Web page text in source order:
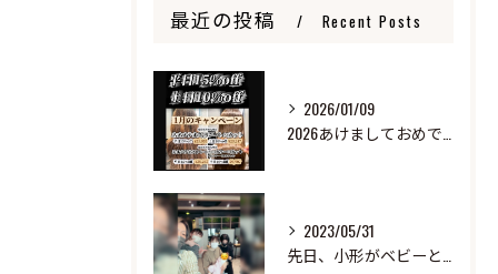
最近の投稿 Recent Posts
2026/01/09
2026あけましておめでとうございます
2023/05/31
先日、小形がベビーと来ました！